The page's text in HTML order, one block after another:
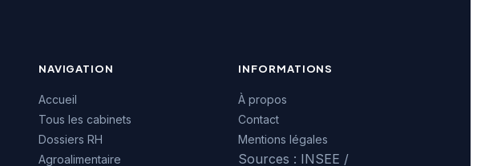
NAVIGATION
Accueil
Tous les cabinets
Dossiers RH
Agroalimentaire
INFORMATIONS
À propos
Contact
Mentions légales
Sources : INSEE /